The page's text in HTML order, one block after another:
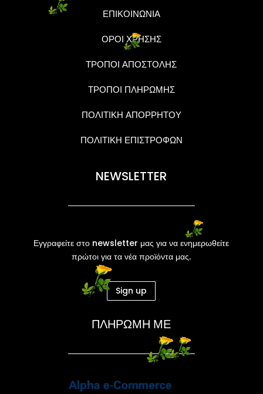
ΕΠΙΚΟΙΝΩΝΙΑ
ΟΡΟΙ ΧΡΗΣΗΣ
ΤΡΟΠΟΙ ΑΠΟΣΤΟΛΗΣ
ΤΡΟΠΟΙ ΠΛΗΡΩΜΗΣ
ΠΟΛΙΤΙΚΗ ΑΠΟΡΡΗΤΟΥ
ΠΟΛΙΤΙΚΗ ΕΠΙΣΤΡΟΦΩΝ
NEWSLETTER
Εγγραφείτε στο newsletter μας για να ενημερωθείτε
πρώτοι για τα νέα προϊόντα μας.
Sign up
ΠΛΗΡΩΜΗ ΜΕ